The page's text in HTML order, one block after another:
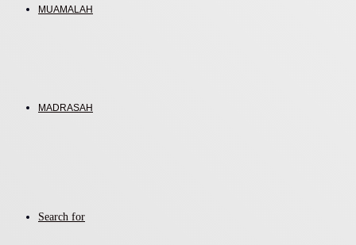
MUAMALAH
MADRASAH
Search for